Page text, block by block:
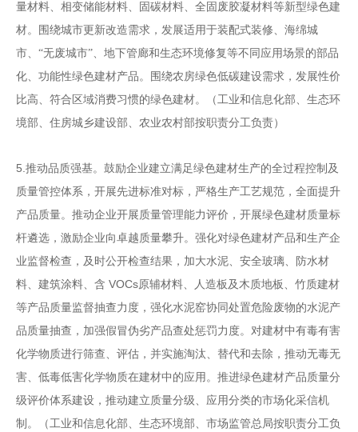
量材料、相变储能材料、
固碳材料、全固废胶凝材料等新型绿色建
材。围绕城市更新改造需求，发展适用于装配式装修、海绵城
市、 “无废城市”、 地下管廊和生态环境修复等不同应用场景的部品
化、功能性绿色建材产品。围绕农房绿色低碳建设需求，发展性价
比高、 符合区域消费习惯的绿色建材。
（工业和信息化部、生态环
境部、住房城乡建设部、农业农村部按职责分工负责）
5. 推动品质强基。鼓励企业建立满足绿色建材生产的全过程控制及
质量管控体系，开展先进标准对标，严格生产工艺规范，全面提升
产品质量。推动企业开展质量管理能力评价，开展绿色建材质量标
杆遴选，激励企业向卓越质量攀升。 强化对绿色建材产品和生产企
业监督检查，及时公开检查结果，加大水泥、安全玻璃、防水材
料、建筑涂料、含 VOCs原辅材料、人造板及木质地板、竹质建材
等产品质量监督抽查力度，强化水泥窑协同处置危险废物的水泥产
品质量抽查，加强假冒伪劣产品查处惩罚力度。对建材中有毒有害
化学物质进行筛查、评估，并实施淘汰、替代和去除，推动无毒无
害、低毒低害化学物质在建材中的应用。推进绿色建材产品质量分
级评价体系建设，推动建立质量分级、应用分类的市场化采信机
制。
（工业和信息化部、生态环境部、市场监管总局按职责分工负